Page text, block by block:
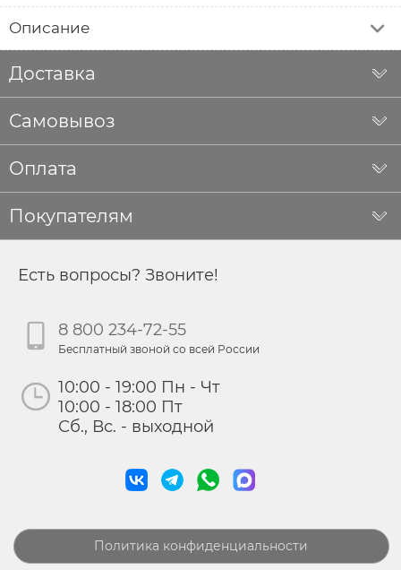
Описание
Доставка
Самовывоз
Оплата
Покупателям
Есть вопросы? Звоните!
8 800 234-72-55
Бесплатный звоной со всей России
10:00 - 19:00 Пн - Чт
10:00 - 18:00 Пт
Сб., Вс. - выходной
Политика конфиденциальности